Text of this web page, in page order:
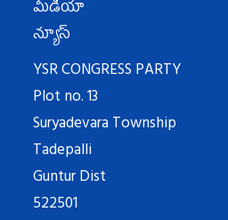
మీడియా
న్యూస్
YSR CONGRESS PARTY
Plot no. 13
Suryadevara Township
Tadepalli
Guntur Dist
522501